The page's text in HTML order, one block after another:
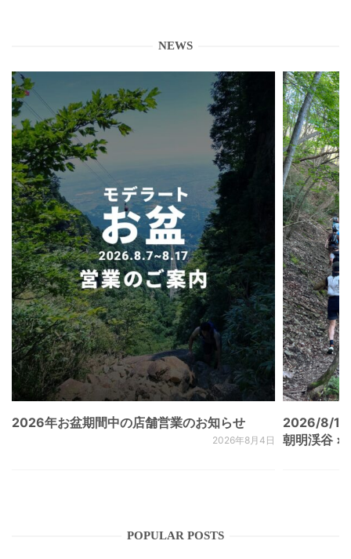
NEWS
2026年お盆期間中の店舗営業のお知らせ
2026年8月4日
2026/8/
朝明渓谷 ×
POPULAR POSTS